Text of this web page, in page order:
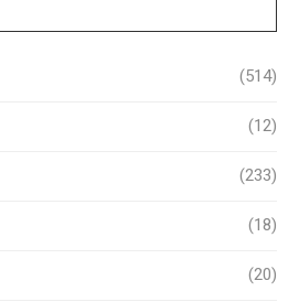
(514)
(12)
(233)
(18)
(20)